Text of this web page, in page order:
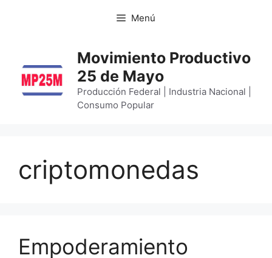
Menú
Movimiento Productivo
25 de Mayo
Producción Federal | Industria Nacional |
Consumo Popular
criptomonedas
Empoderamiento